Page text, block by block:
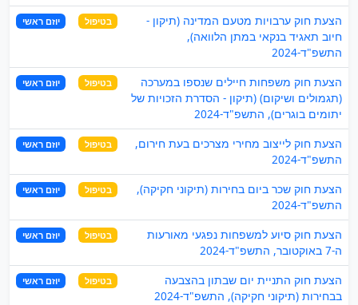
הצעת חוק ערבויות מטעם המדינה (תיקון -
חיוב תאגיד בנקאי במתן הלוואה),
התשפ"ד-2024
בטיפול יוזם ראשי
הצעת חוק משפחות חיילים שנספו במערכה
(תגמולים ושיקום) (תיקון - הסדרת הזכויות של
יתומים בוגרים), התשפ"ד-2024
בטיפול יוזם ראשי
הצעת חוק לייצוב מחירי מצרכים בעת חירום,
התשפ"ד-2024
בטיפול יוזם ראשי
הצעת חוק שכר ביום בחירות (תיקוני חקיקה),
התשפ"ד-2024
בטיפול יוזם ראשי
הצעת חוק סיוע למשפחות נפגעי מאורעות
ה-7 באוקטובר, התשפ"ד-2024
בטיפול יוזם ראשי
הצעת חוק התניית יום שבתון בהצבעה
בבחירות (תיקוני חקיקה), התשפ"ד-2024
בטיפול יוזם ראשי